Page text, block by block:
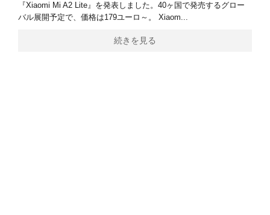
『Xiaomi Mi A2 Lite』を発表しました。40ヶ国で発売するグロー
バル展開予定で、価格は179ユーロ～。 Xiaom...
続きを見る